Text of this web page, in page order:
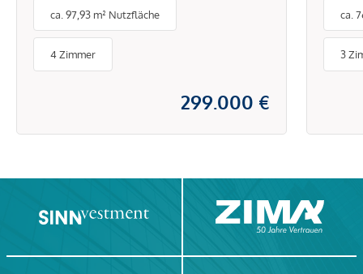
ca. 97,93 m² Nutzfläche
4 Zimmer
299.000 €
ca.
3